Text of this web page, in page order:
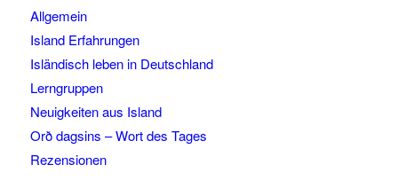
Allgemein
Island Erfahrungen
Isländisch leben in Deutschland
Lerngruppen
Neuigkeiten aus Island
Orð dagsins – Wort des Tages
Rezensionen